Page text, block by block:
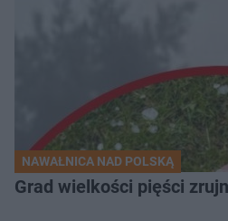
NAWAŁNICA NAD POLSKĄ
Grad wielkości pięści